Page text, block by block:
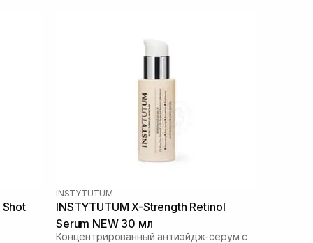
Shot
INSTYTUTUM
INSTYTUTUM X-Strength Retinol
Serum NEW 30 мл
Концентрированный антиэйдж-серум с